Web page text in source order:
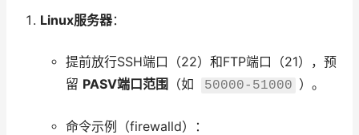
Linux服务器：
提前放行SSH端口（22）和FTP端口（21），预
留 PASV端口范围 （如 50000-51000 ）。
命令示例（firewalld）：